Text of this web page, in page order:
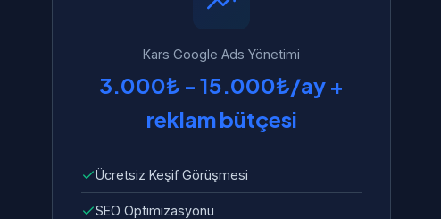
Kars Google Ads Yönetimi
3.000₺ - 15.000₺/ay +
reklam bütçesi
Ücretsiz Keşif Görüşmesi
SEO Optimizasyonu